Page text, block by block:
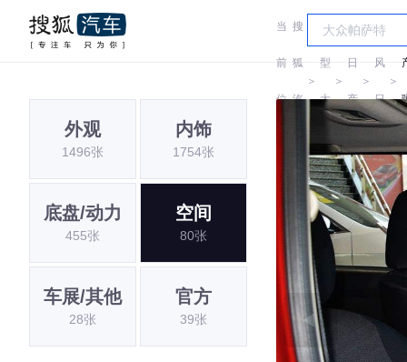
当
前
位
搜
狐
汽
＞
车
型
大
＞
日
产
＞
东
风
日
＞
外观
1496张
内饰
1754张
底盘/动力
455张
空间
80张
车展/其他
28张
官方
39张